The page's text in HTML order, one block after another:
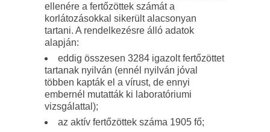
ellenére a fertőzöttek számát a
korlátozásokkal sikerült alacsonyan
tartani. A rendelkezésre álló adatok
alapján:
eddig összesen 3284 igazolt fertőzöttet
tartanak nyilván (ennél nyilván jóval
többen kapták el a vírust, de ennyi
embernél mutatták ki laboratóriumi
vizsgálattal);
az aktív fertőzöttek száma 1905 fő;